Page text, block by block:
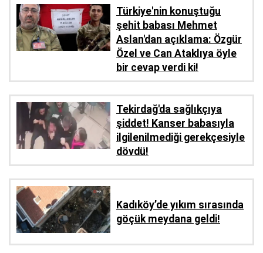
Türkiye'nin konuştuğu
şehit babası Mehmet
Aslan'dan açıklama: Özgür
Özel ve Can Ataklıya öyle
bir cevap verdi ki!
Tekirdağ'da sağlıkçıya
şiddet! Kanser babasıyla
ilgilenilmediği gerekçesiyle
dövdü!
Kadıköy’de yıkım sırasında
göçük meydana geldi!